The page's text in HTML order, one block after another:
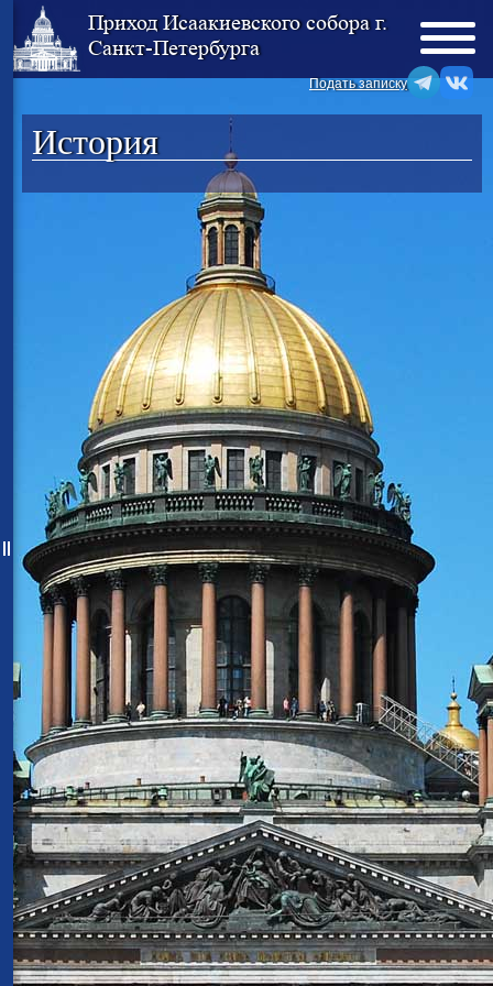
Приход Исаакиевского собора г.
Санкт-Петербурга
Подать записку
История